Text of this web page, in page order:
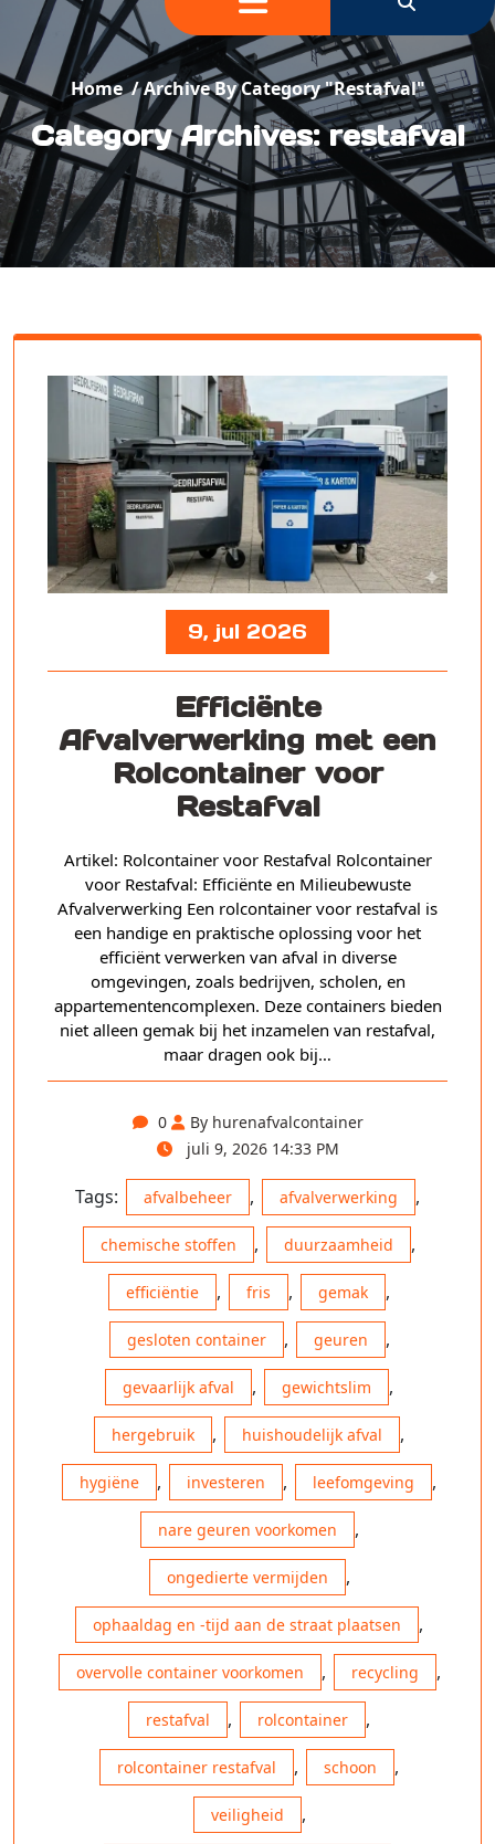
Home/Archive By Category "restafval"
Category Archives: restafval
9, jul 2026
Efficiënte
Afvalverwerking met een
Rolcontainer voor
Restafval
Artikel: Rolcontainer voor Restafval Rolcontainer
voor Restafval: Efficiënte en Milieubewuste
Afvalverwerking Een rolcontainer voor restafval is
een handige en praktische oplossing voor het
efficiënt verwerken van afval in diverse
omgevingen, zoals bedrijven, scholen, en
appartementencomplexen. Deze containers bieden
niet alleen gemak bij het inzamelen van restafval,
maar dragen ook bij…
0
By hurenafvalcontainer
juli 9, 2026 14:33 PM
Tags: afvalbeheer , afvalverwerking ,
chemische stoffen , duurzaamheid ,
efficiëntie , fris , gemak ,
gesloten container , geuren ,
gevaarlijk afval , gewichtslim ,
hergebruik , huishoudelijk afval ,
hygiëne , investeren , leefomgeving ,
nare geuren voorkomen ,
ongedierte vermijden ,
ophaaldag en -tijd aan de straat plaatsen ,
overvolle container voorkomen , recycling ,
restafval , rolcontainer ,
rolcontainer restafval , schoon ,
veiligheid ,